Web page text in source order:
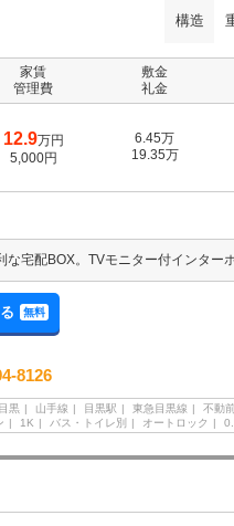
構造
家賃
管理費
敷金
礼金
12.9万円
5,000円
6.45万
19.35万
無料
8126
目黒 山手線 目黒駅 東急目黒線 不動
1K バス・トイレ別 オートロック